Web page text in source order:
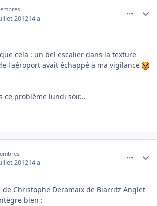
201214 a
cela : un bel escalier dans la texture
l'aéroport avait échappé à ma vigilance
ce problème lundi soir...
201214 a
de Christophe Deramaix de Biarritz Anglet
bien :